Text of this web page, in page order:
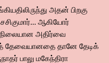
அதன் பிறகு
ஆகியோர்
நிலையான அதிர்வை
தேவையானதை தானே தேடிக்
பாலு மகேந்திரா